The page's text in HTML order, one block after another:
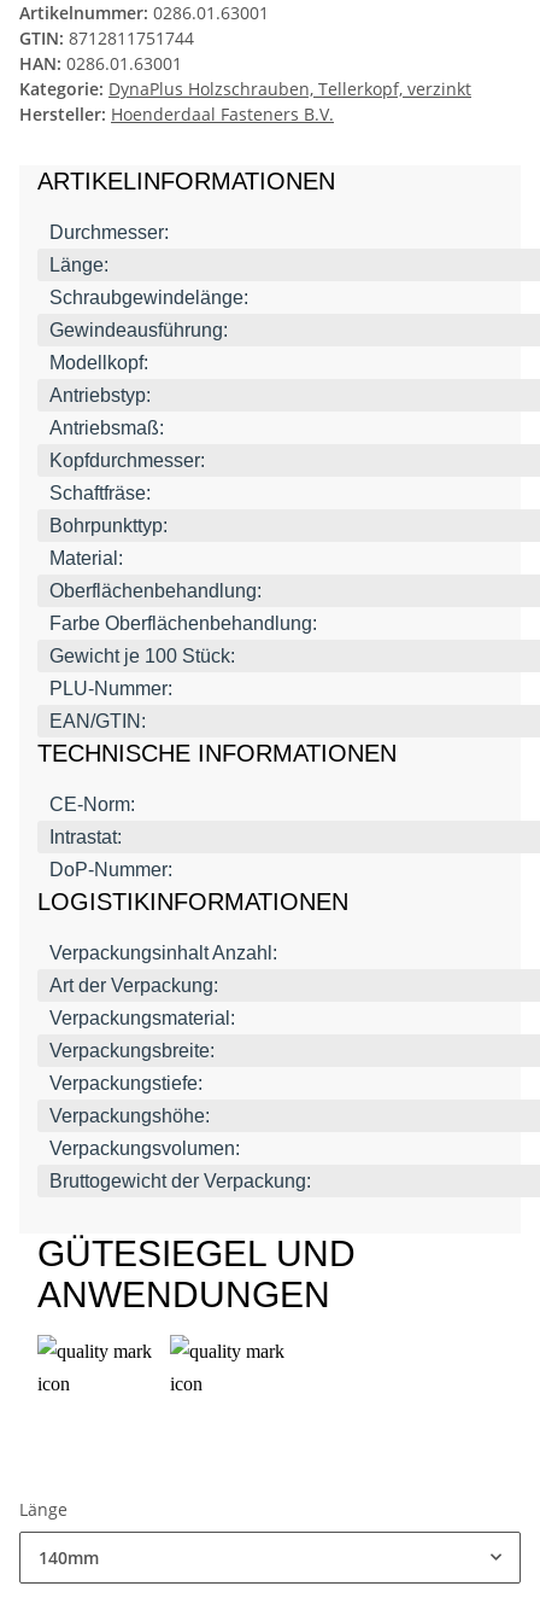
Artikelnummer: 0286.01.63001
GTIN: 8712811751744
HAN: 0286.01.63001
Kategorie: DynaPlus Holzschrauben, Tellerkopf, verzinkt
Hersteller: Hoenderdaal Fasteners B.V.
ARTIKELINFORMATIONEN
Durchmesser:
Länge:
Schraubgewindelänge:
Gewindeausführung:
Modellkopf:
Antriebstyp:
Antriebsmaß:
Kopfdurchmesser:
Schaftfräse:
Bohrpunkttyp:
Material:
Oberflächenbehandlung:
Farbe Oberflächenbehandlung:
Gewicht je 100 Stück:
PLU-Nummer:
EAN/GTIN:
TECHNISCHE INFORMATIONEN
CE-Norm:
Intrastat:
DoP-Nummer:
LOGISTIKINFORMATIONEN
Verpackungsinhalt Anzahl:
Art der Verpackung:
Verpackungsmaterial:
Verpackungsbreite:
Verpackungstiefe:
Verpackungshöhe:
Verpackungsvolumen:
Bruttogewicht der Verpackung:
GÜTESIEGEL UND
ANWENDUNGEN
Länge
140mm